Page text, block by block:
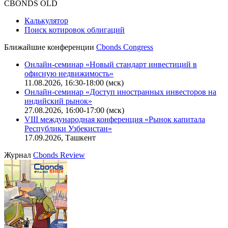
Оферта для юридических лиц
IT-аккредитация
Поиск котировок облигаций
Ближайшие конференцииCbonds Congress
Онлайн-семинар «Новый стандарт инвестиций в
офисную недвижимость»
11.08.2026, 16:30-18:00 (мск)
Онлайн-семинар «Доступ иностранных инвесторов на
индийский рынок»
VIII международная конференция «Рынок капитала
Республики Узбекистан»
17.09.2026, Ташкент
ЖурналCbonds Review